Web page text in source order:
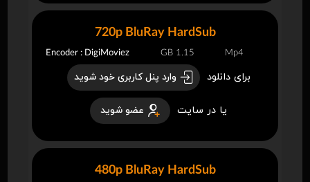
برای دانلود وارد پنل کاربری خود شوید
یا در سایت عضو شوید
720p BluRay HardSub
Encoder : DigiMoviez 1.15 GB Mp4
480p BluRay HardSub